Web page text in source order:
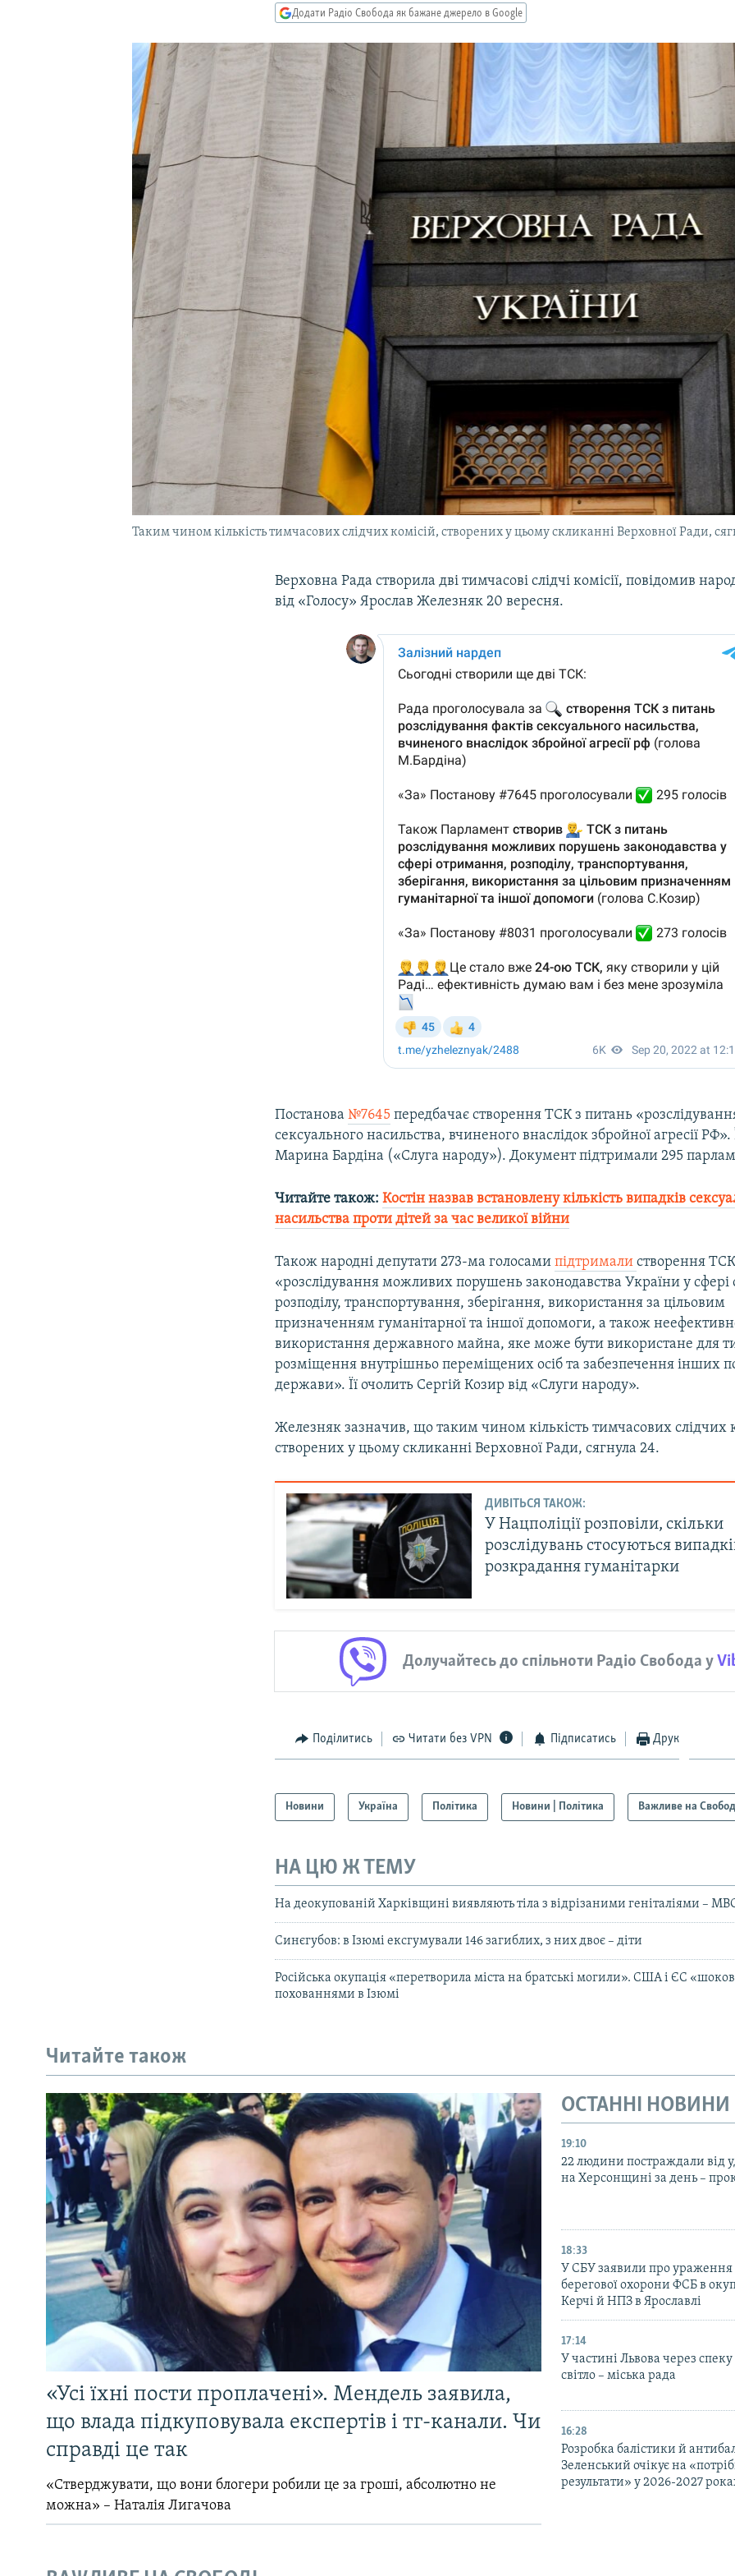
Додати Радіо Свобода як бажане джерело в Google
Таким чином кількість тимчасових слідчих комісій, створених у цьому скликанні Верховної Ради,
Верховна Рада створила дві тимчасові слідчі комісії, повідомив
від «Голосу» Ярослав Железняк 20 вересня.
Постанова№7645 передбачає створення ТСК з питань
сексуального насильства, вчиненого внаслідок збройної агресії РФ».
Марина Бардіна («Слуга народу»). Документ підтримали 295
Читайте також:Костін назвав встановлену кількість випадків
насильства проти дітей за час великої війни
Також народні депутати 273-ма голосамипідтрималистворення
«розслідування можливих порушень законодавства України у
розподілу, транспортування, зберігання, використання за цільовим
призначенням гуманітарної та іншої допомоги, а також
використання державного майна, яке може бути використане для
розміщення внутрішньо переміщених осіб та забезпечення інших
держави». Її очолить Сергій Козир від «Слуги народу».
Железняк зазначив, що таким чином кількість тимчасових слідчих
створених у цьому скликанні Верховної Ради, сягнула 24.
ДИВІТЬСЯ ТАКОЖ:
У Нацполіції розповіли, скільки
розслідувань стосуються
розкрадання гуманітарки
Долучайтесь до спільноти Радіо Свобода у
Поділитись Читати без VPN Підписатись Друк
Новини Україна Політика Новини | Політика Важливе на
НА ЦЮ Ж ТЕМУ
На деокупованій Харківщині виявляють тіла з відрізаними геніталіями –
Синєгубов: в Ізюмі ексгумували 146 загиблих, з них двоє – діти
Російська окупація «перетворила міста на братські могили». США і ЄС
похованнями в Ізюмі
Читайте також
«Усі їхні пости проплачені». Мендель заявила,
що влада підкуповувала експертів і тг-канали. Чи
справді це так
«Стверджувати, що вони блогери робили це за гроші, абсолютно не
можна» – Наталія Лигачова
ОСТАННІ НОВИНИ
19:10
22 людини постраждали від
на Херсонщині за день –
18:33
У СБУ заявили про ураження
берегової охорони ФСБ в
Керчі й НПЗ в Ярославлі
17:14
У частині Львова через
світло – міська рада
16:28
Розробка балістики й
Зеленський очікує на
результати» у 2026-2027